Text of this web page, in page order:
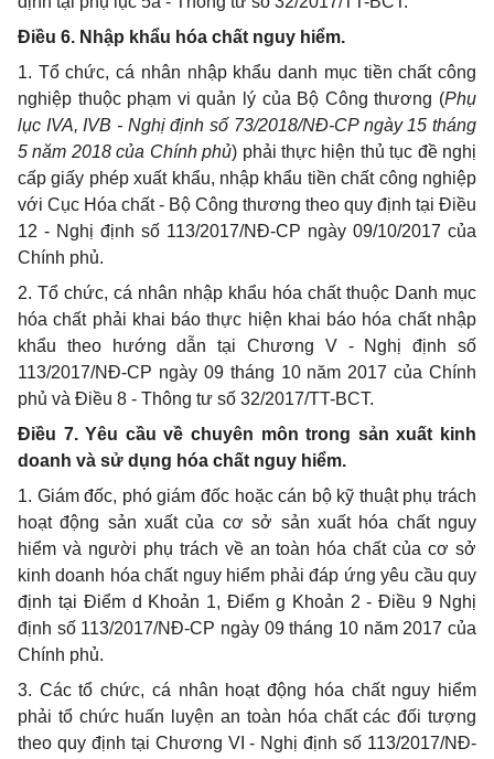
Điều 6. Nhập khẩu hóa chất nguy hiểm.
1. Tổ chức, cá nhân nhập khẩu danh mục tiền chất công
nghiệp thuộc phạm vi quản lý của Bộ Công thương (Phụ
lục IVA, IVB - Nghị định số 73/2018/NĐ-CP ngày 15 tháng
5 năm 2018 của Chính phủ) phải thực hiện thủ tục đề nghị
cấp giấy phép xuất khẩu, nhập khẩu tiền chất công nghiệp
với Cục Hóa chất - Bộ Công thương theo quy định tại Điều
12 - Nghị định số 113/2017/NĐ-CP ngày 09/10/2017 của
Chính phủ.
2. Tổ chức, cá nhân nhập khẩu hóa chất thuộc Danh mục
hóa chất phải khai báo thực hiện khai báo hóa chất nhập
khẩu theo hướng dẫn tại Chương V - Nghị định số
113/2017/NĐ-CP ngày 09 tháng 10 năm 2017 của Chính
phủ và Điều 8 - Thông tư số 32/2017/TT-BCT.
Điều 7. Yêu cầu về chuyên môn trong sản xuất kinh
doanh và sử dụng hóa chất nguy hiểm.
1. Giám đốc, phó giám đốc hoặc cán bộ kỹ thuật phụ trách
hoạt động sản xuất của cơ sở sản xuất hóa chất nguy
hiểm và người phụ trách về an toàn hóa chất của cơ sở
kinh doanh hóa chất nguy hiểm phải đáp ứng yêu cầu quy
định tại Điểm d Khoản 1, Điểm g Khoản 2 - Điều 9 Nghị
định số 113/2017/NĐ-CP ngày 09 tháng 10 năm 2017 của
Chính phủ.
3. Các tổ chức, cá nhân hoạt động hóa chất nguy hiểm
phải tổ chức huấn luyện an toàn hóa chất các đối tượng
theo quy định tại Chương VI - Nghị định số 113/2017/NĐ-